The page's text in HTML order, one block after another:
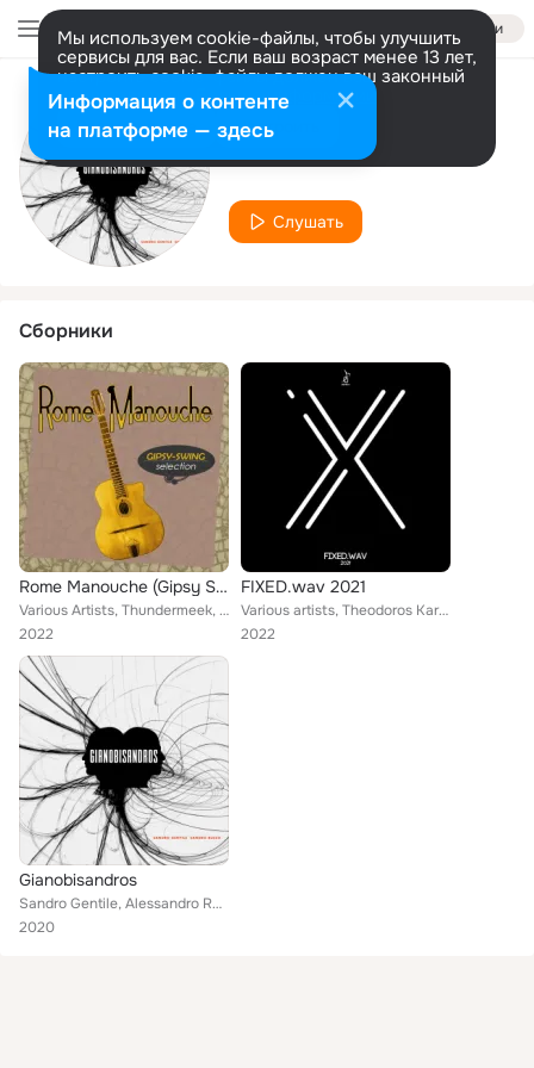
Войти
Мы используем cookie-файлы, чтобы улучшить
сервисы для вас. Если ваш возраст менее 13 лет,
настроить cookie-файлы должен ваш законный
представитель. Больше информации
Разрешить все Настроить
Исполнитель
Alessandro Russo
Слушать
Сборники
Rome Manouche (Gipsy Swing Selection)
Various Artists, Thundermeek, Moreno Viglione, Gabriele Giovannini, Alessandro Russo, Nicola Puglielli
2022
FIXED.wav 2021
Various artists, Theodoros Karkatselas, Chin Ting Chan, Fabio Grandinetti, Diego Ratto, Sarah Keirle, Leo Cicala, Alessandro Rus...
2022
Gianobisandros
Sandro Gentile, Alessandro Russo
2020
Информация о контенте
на платформе — здесь